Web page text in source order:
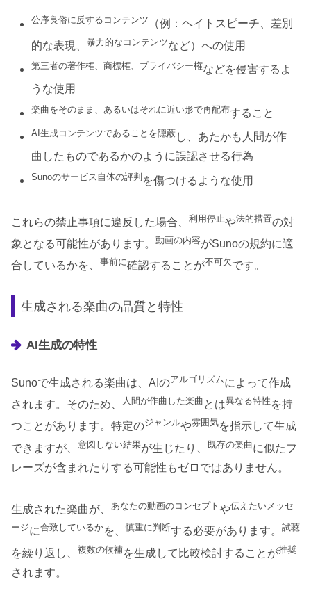
公序良俗に反するコンテンツ
（例：ヘイトスピーチ、差別
的な表現、暴力的なコンテンツなど）への使用
第三者の著作権、商標権、プライバシー権などを侵害するよ
うな使用
楽曲をそのまま、あるいはそれに近い形で再配布すること
AI生成コンテンツであることを隠蔽 し、あたかも人間が作
曲したものであるかのように誤認させる行為
Sunoのサービス自体の評判 を傷つけるような使用
これらの禁止事項に違反した場合、 利用停止や法的措置の対
象となる可能性があります。 動画の内容がSunoの規約に適
合しているかを、 事前に確認することが不可欠です。
生成される楽曲の品質と特性
AI生成の特性
Sunoで生成される楽曲は、AIのアルゴリズムによって作成
されます。そのため、
人間が作曲した楽曲 とは異なる特性 を持
つことがあります。特定のジャンルや雰囲気を指示して生成
できますが、 意図しない結果が生じたり、 既存の楽曲に似たフ
レーズが含まれたりする可能性もゼロではありません。
生成された楽曲が、 あなたの動画のコンセプト や伝えたいメッセ
ージに合致しているかを、 慎重に判断する必要があります。 試聴
を繰り返し、 複数の候補を生成して比較検討することが推奨
されます。